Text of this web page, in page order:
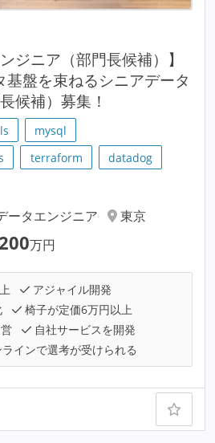
ジニア（部門長候補）】
盤を束ねるシニアデータ
候補）募集！
mysql
terraform
datadog
ータエンジニア
東京
万円
アジャイル開発
椅子が定価6万円以上
自社サービスを開発
ラインで選考が受けられる